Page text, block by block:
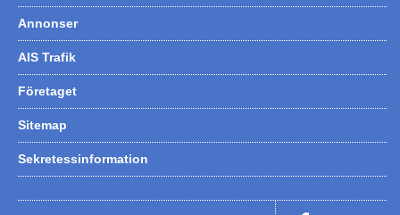
LAGERRENSING
Begagnade Motorer & Båtar
Annonser
AIS Trafik
Företaget
Sitemap
Sekretessinformation